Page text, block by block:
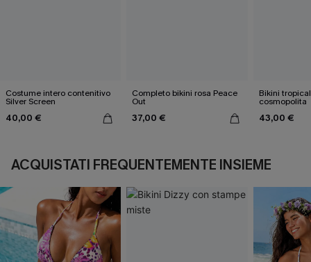
Costume intero contenitivo
Silver Screen
40,00 €
Completo bikini rosa Peace
Out
37,00 €
Bikini
cosmopolita
43,00 €
ACQUISTATI FREQUENTEMENTE INSIEME